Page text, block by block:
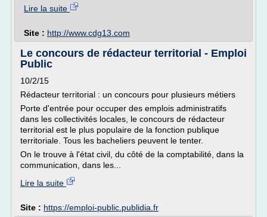
Lire la suite
Site : http://www.cdg13.com
Le concours de rédacteur territorial - Emploi
Public
10/2/15
Rédacteur territorial : un concours pour plusieurs métiers
Porte d'entrée pour occuper des emplois administratifs
dans les collectivités locales, le concours de rédacteur
territorial est le plus populaire de la fonction publique
territoriale. Tous les bacheliers peuvent le tenter.
On le trouve à l'état civil, du côté de la comptabilité, dans la
communication, dans les...
Lire la suite
Site : https://emploi-public.publidia.fr